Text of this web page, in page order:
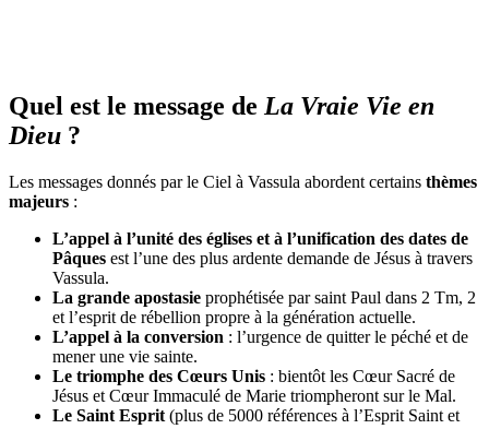
Quel est le message de La Vraie Vie en
Dieu ?
Les messages donnés par le Ciel à Vassula abordent certains thèmes
majeurs :
L’appel à l’unité des églises et à l’unification des dates de
Pâques est l’une des plus ardente demande de Jésus à travers
Vassula.
La grande apostasie prophétisée par saint Paul dans 2 Tm, 2
et l’esprit de rébellion propre à la génération actuelle.
L’appel à la conversion : l’urgence de quitter le péché et de
mener une vie sainte.
Le triomphe des Cœurs Unis : bientôt les Cœur Sacré de
Jésus et Cœur Immaculé de Marie triompheront sur le Mal.
Le Saint Esprit (plus de 5000 références à l’Esprit Saint et